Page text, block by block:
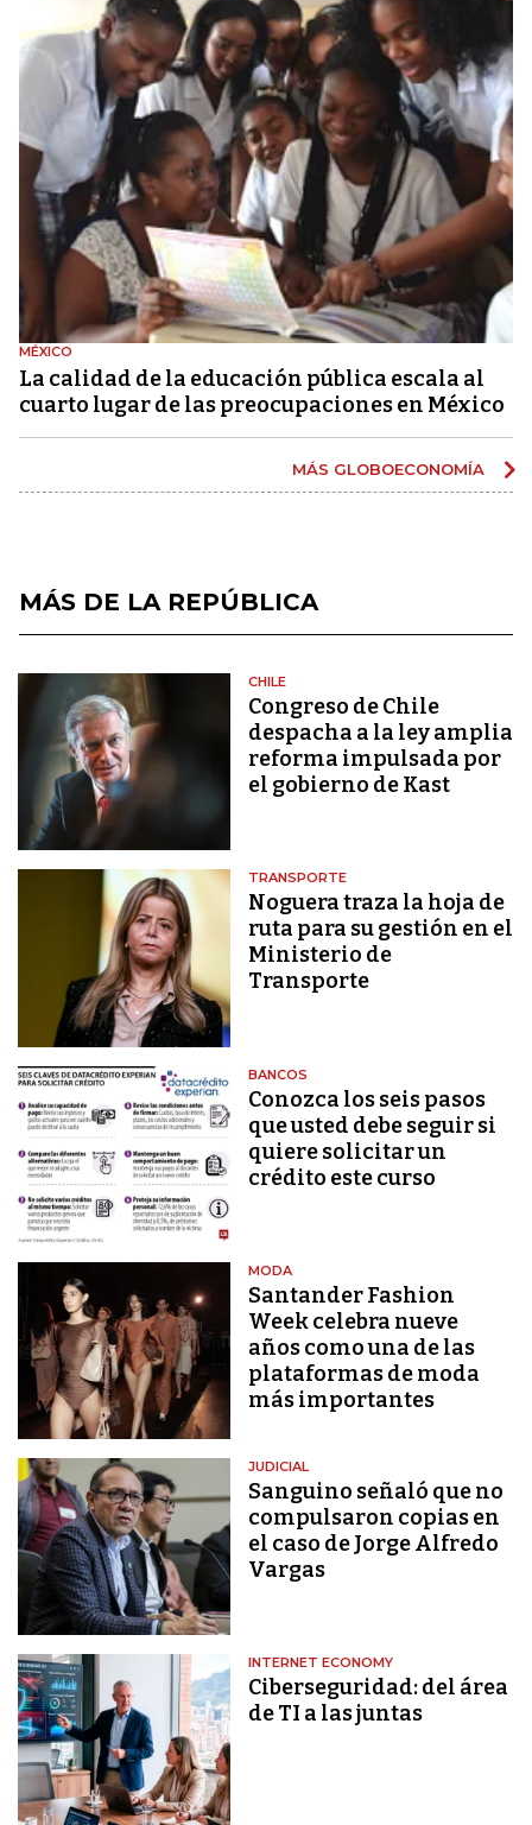
MÉXICO
La calidad de la educación pública escala al
cuarto lugar de las preocupaciones en México
MÁS GLOBOECONOMÍA
MÁS DE LA REPÚBLICA
CHILE
Congreso de Chile
despacha a la ley amplia
reforma impulsada por
el gobierno de Kast
TRANSPORTE
Noguera traza la hoja de
ruta para su gestión en el
Ministerio de
Transporte
BANCOS
Conozca los seis pasos
que usted debe seguir si
quiere solicitar un
crédito este curso
MODA
Santander Fashion
Week celebra nueve
años como una de las
plataformas de moda
más importantes
JUDICIAL
Sanguino señaló que no
compulsaron copias en
el caso de Jorge Alfredo
Vargas
INTERNET ECONOMY
Ciberseguridad: del área
de TI a las juntas